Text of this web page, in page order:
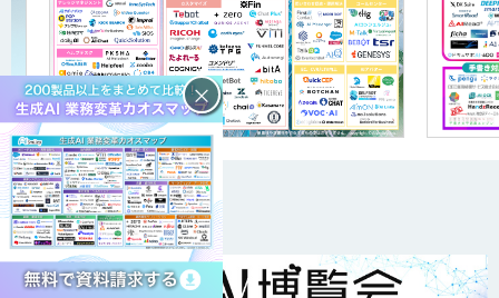
DXトピックス
×